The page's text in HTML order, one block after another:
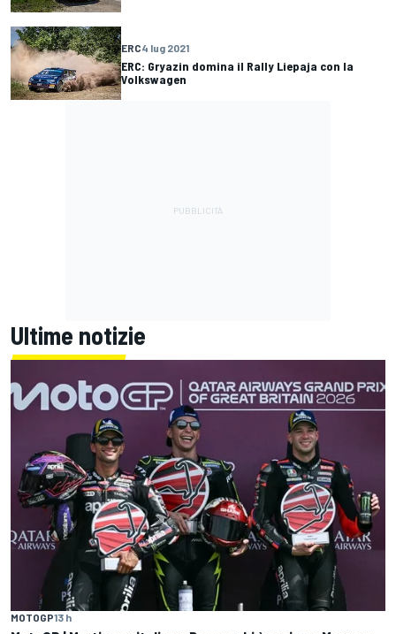
ERC4 lug 2021
ERC: Gryazin domina il Rally Liepaja con la
Volkswagen
Ultime notizie
MOTOGP13 h